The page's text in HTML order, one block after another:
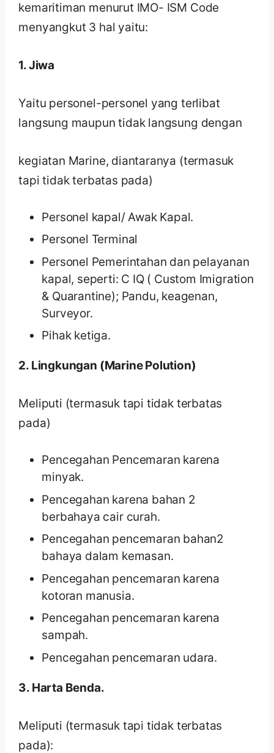
kemaritiman menurut IMO- ISM Code
menyangkut 3 hal yaitu:
1. Jiwa
Yaitu personel-personel yang terlibat
langsung maupun tidak langsung dengan
kegiatan Marine, diantaranya (termasuk
tapi tidak terbatas pada)
Personel kapal/ Awak Kapal.
Personel Terminal
Personel Pemerintahan dan pelayanan
kapal, seperti: C IQ ( Custom Imigration
& Quarantine); Pandu, keagenan,
Surveyor.
Pihak ketiga.
2. Lingkungan (Marine Polution)
Meliputi (termasuk tapi tidak terbatas
pada)
Pencegahan Pencemaran karena
minyak.
Pencegahan karena bahan 2
berbahaya cair curah.
Pencegahan pencemaran bahan2
bahaya dalam kemasan.
Pencegahan pencemaran karena
kotoran manusia.
Pencegahan pencemaran karena
sampah.
Pencegahan pencemaran udara.
3. Harta Benda.
Meliputi (termasuk tapi tidak terbatas
pada):